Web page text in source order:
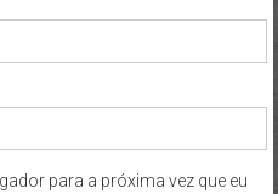
para a próxima vez que eu